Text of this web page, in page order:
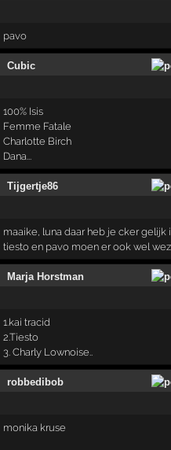
pavo
Cubic
100% Isis
Femme Fatale
Charlotte Birch
Dana...
Tijgertje86
maaike, luna daar heb je cker gelijk
tiesto en pavo moen er ook wel
Marja Horstman
1.kai tracid
2.Tiesto
3. Charly Lownoise..
robbedibob
monika kruse